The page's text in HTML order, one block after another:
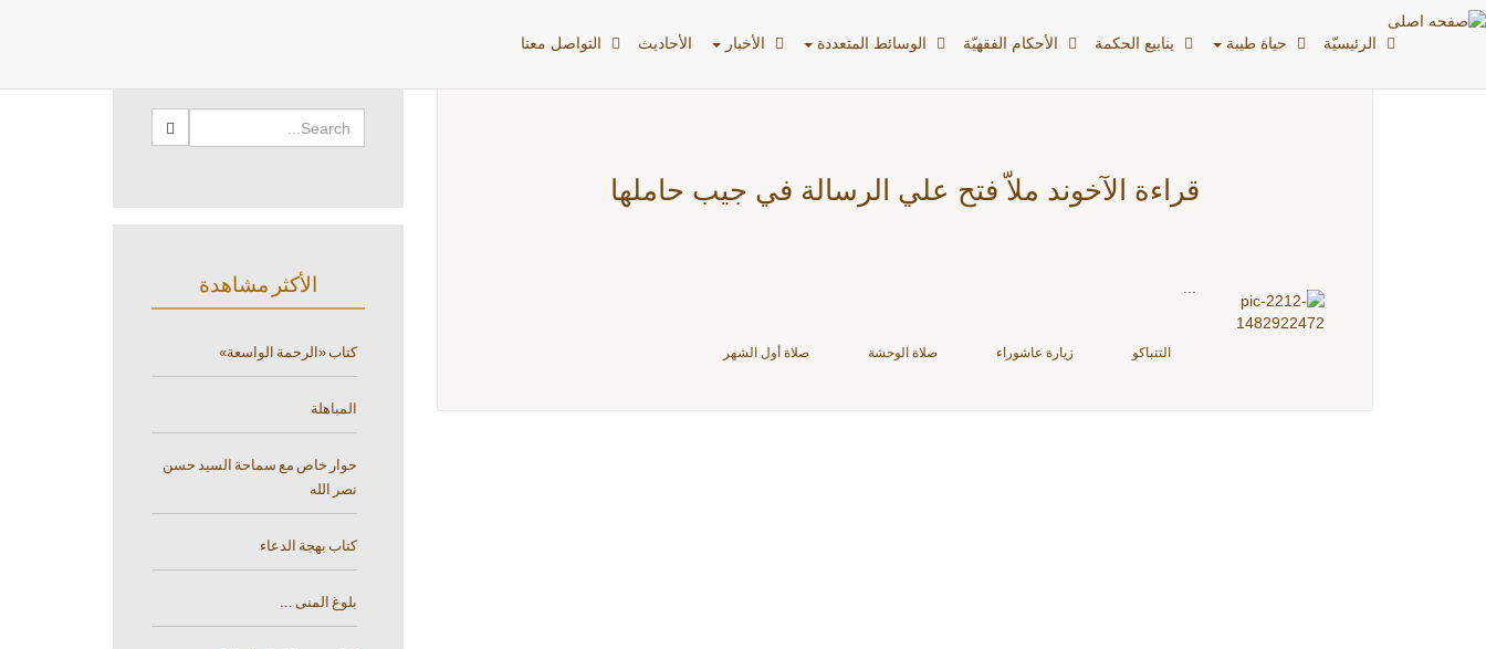
الرئیسیّة حياة طيبة ينابيع الحكمة الأحکام الفقهیّة الوسائط المتعددة الأخبار الأحادیث التواصل معنا بطاقات: صلاة أول الشهر
قراءة الآخوند ملاّ فتح علي الرسالة في جيب حاملها
التنباكو زيارة عاشوراء صلاة الوحشة صلاة أول الشهر
الأكثر مشاهدة
كتاب «الرحمة الواسعة»
المباهلة
حوار خاص مع سماحة السيد حسن
نصر الله
كتاب بهجة الدعاء
بلوغ المنى ...